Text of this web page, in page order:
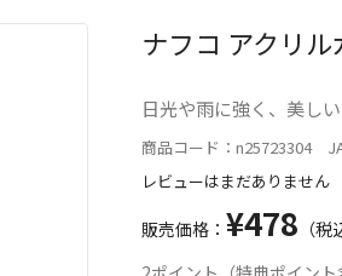
ナフコ アクリ
日光や雨に強く、美し
商品コード：n25723304
レビューはまだありません
販売価格： ¥478 （税